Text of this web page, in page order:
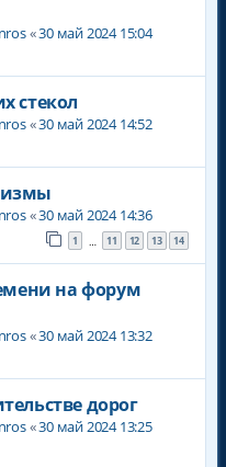
«30 май 2024 15:04
стекол
«30 май 2024 14:52
«30 май 2024 14:36
1 … 11 12 13 14
на форум
«30 май 2024 13:32
дорог
«30 май 2024 13:25